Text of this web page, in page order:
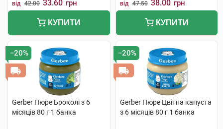
від 42.00 33.60 грн
КУПИТИ
від 47.50 38.00 грн
КУПИТИ
−20%
Gerber Пюре Броколі з 6
місяців 80 г 1 банка
−20%
Gerber Пюре Цвітна капуста
з 6 місяців 80 г 1 банка